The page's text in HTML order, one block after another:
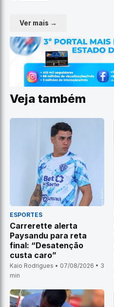
Ver mais →
Veja também
ESPORTES
Carrerette alerta
Paysandu para reta
final: “Desatenção
custa caro”
Kaio Rodrigues • 07/08/2026 • 3
min